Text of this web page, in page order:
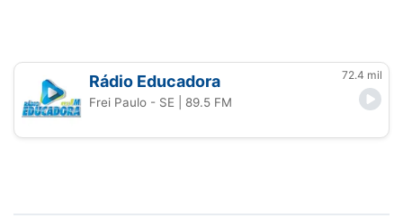
Rádio Educadora 72.4 mil
Frei Paulo - SE | 89.5 FM